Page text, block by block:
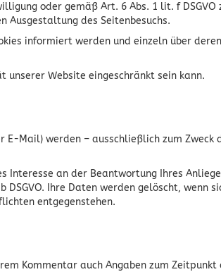
oder gemäß Art. 6 Abs. 1 lit. f
Ausgestaltung des Seitenbesuchs.
informiert werden und einzeln über
unserer Website eingeschränkt sein kann.
Mail) werden – ausschließlich zum
an der Beantwortung Ihres
Ihre Daten werden gelöscht,
entgegenstehen.
Kommentar auch Angaben zum